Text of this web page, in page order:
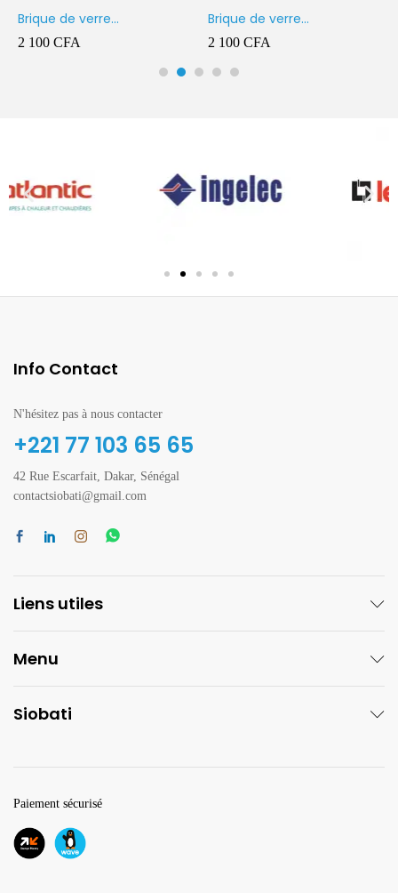
Brique de verre
190X190X80MM Transparent
2 100 CFA
Brique de verre
190X190X80MM CROSS
2 100 CFA
Info Contact
N'hésitez pas à nous contacter
+221 77 103 65 65
42 Rue Escarfait, Dakar, Sénégal
contactsiobati@gmail.com
Liens utiles
Menu
Siobati
Paiement sécurisé